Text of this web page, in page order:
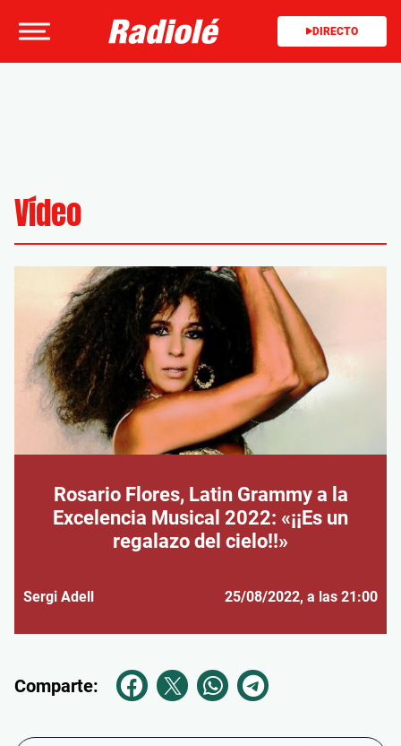
DIRECTO
Vídeo
Rosario Flores, Latin Grammy a la
Excelencia Musical 2022: «¡¡Es un
regalazo del cielo!!»
Sergi Adell 25/08/2022, a las 21:00
Comparte: